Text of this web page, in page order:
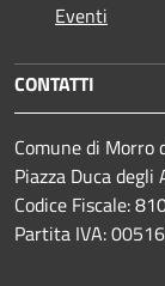
Eventi
CONTATTI
Comune di Morro
Piazza Duca
Codice Fiscale:
Partita IVA: